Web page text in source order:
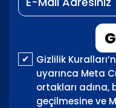
Gizlilik
uyarınca Meta
ortakları adına,
geçilmesine ve